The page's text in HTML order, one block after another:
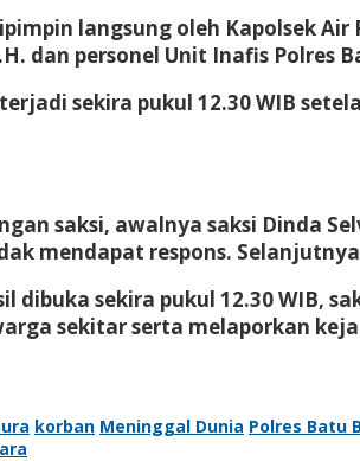
langsung oleh Kapolsek Air
dan personel Unit Inafis Polres
sekira pukul 12.30 WIB
saksi, awalnya saksi Dinda
mendapat respons.
dibuka sekira pukul 12.30 WIB,
sekitar serta melaporkan
korban Meninggal Dunia Polres Batu